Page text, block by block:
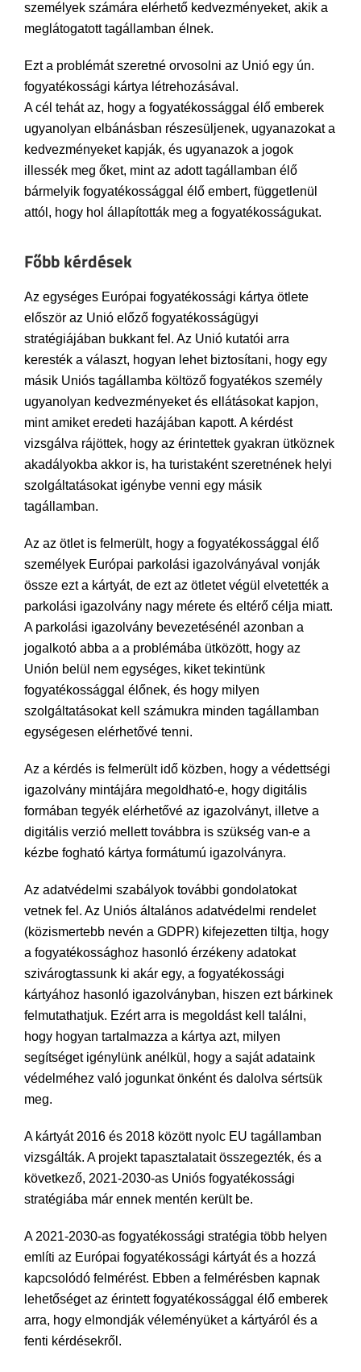
személyek számára elérhető kedvezményeket, akik a
meglátogatott tagállamban élnek.
Ezt a problémát szeretné orvosolni az Unió egy ún.
fogyatékossági kártya létrehozásával.
A cél tehát az, hogy a fogyatékossággal élő emberek
ugyanolyan elbánásban részesüljenek, ugyanazokat a
kedvezményeket kapják, és ugyanazok a jogok
illessék meg őket, mint az adott tagállamban élő
bármelyik fogyatékossággal élő embert, függetlenül
attól, hogy hol állapították meg a fogyatékosságukat.
Főbb kérdések
Az egységes Európai fogyatékossági kártya ötlete
először az Unió előző fogyatékosságügyi
stratégiájában bukkant fel. Az Unió kutatói arra
keresték a választ, hogyan lehet biztosítani, hogy egy
másik Uniós tagállamba költöző fogyatékos személy
ugyanolyan kedvezményeket és ellátásokat kapjon,
mint amiket eredeti hazájában kapott. A kérdést
vizsgálva rájöttek, hogy az érintettek gyakran ütköznek
akadályokba akkor is, ha turistaként szeretnének helyi
szolgáltatásokat igénybe venni egy másik
tagállamban.
Az az ötlet is felmerült, hogy a fogyatékossággal élő
személyek Európai parkolási igazolványával vonják
össze ezt a kártyát, de ezt az ötletet végül elvetették a
parkolási igazolvány nagy mérete és eltérő célja miatt.
A parkolási igazolvány bevezetésénél azonban a
jogalkotó abba a a problémába ütközött, hogy az
Unión belül nem egységes, kiket tekintünk
fogyatékossággal élőnek, és hogy milyen
szolgáltatásokat kell számukra minden tagállamban
egységesen elérhetővé tenni.
Az a kérdés is felmerült idő közben, hogy a védettségi
igazolvány mintájára megoldható-e, hogy digitális
formában tegyék elérhetővé az igazolványt, illetve a
digitális verzió mellett továbbra is szükség van-e a
kézbe fogható kártya formátumú igazolványra.
Az adatvédelmi szabályok további gondolatokat
vetnek fel. Az Uniós általános adatvédelmi rendelet
(közismertebb nevén a GDPR) kifejezetten tiltja, hogy
a fogyatékossághoz hasonló érzékeny adatokat
szivárogtassunk ki akár egy, a fogyatékossági
kártyához hasonló igazolványban, hiszen ezt bárkinek
felmutathatjuk. Ezért arra is megoldást kell találni,
hogy hogyan tartalmazza a kártya azt, milyen
segítséget igénylünk anélkül, hogy a saját adataink
védelméhez való jogunkat önként és dalolva sértsük
meg.
A kártyát 2016 és 2018 között nyolc EU tagállamban
vizsgálták. A projekt tapasztalatait összegezték, és a
következő, 2021-2030-as Uniós fogyatékossági
stratégiába már ennek mentén került be.
A 2021-2030-as fogyatékossági stratégia több helyen
említi az Európai fogyatékossági kártyát és a hozzá
kapcsolódó felmérést. Ebben a felmérésben kapnak
lehetőséget az érintett fogyatékossággal élő emberek
arra, hogy elmondják véleményüket a kártyáról és a
fenti kérdésekről.